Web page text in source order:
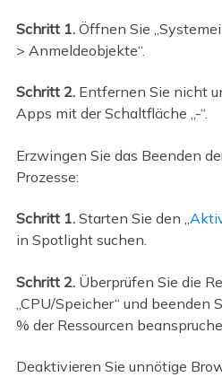
Schritt 1.Öffnen Sie
> Anmeldeobjekte“.
Schritt 2.Entfernen Sie nicht
Apps mit der Schaltfläche „-“.
Erzwingen Sie das Beenden
Prozesse:
Schritt 1.Starten Sie den „
in Spotlight suchen.
Schritt 2.Überprüfen Sie die
„CPU/Speicher“ und beenden
% der Ressourcen
Deaktivieren Sie unnötige